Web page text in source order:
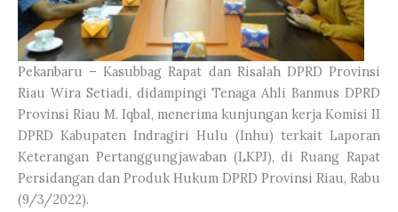
Pekanbaru – Kasubbag Rapat dan Risalah DPRD Provinsi
Riau Wira Setiadi, didampingi Tenaga Ahli Banmus DPRD
Provinsi Riau M. Iqbal, menerima kunjungan kerja Komisi II
DPRD Kabupaten Indragiri Hulu (Inhu) terkait Laporan
Keterangan Pertanggungjawaban (LKPJ), di Ruang Rapat
Persidangan dan Produk Hukum DPRD Provinsi Riau, Rabu
(9/3/2022).